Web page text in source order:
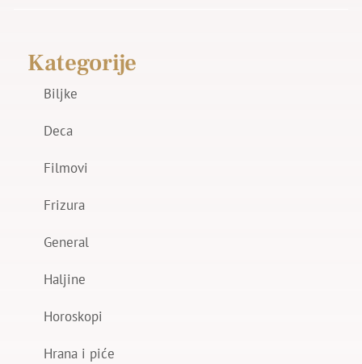
Kategorije
Biljke
Deca
Filmovi
Frizura
General
Haljine
Horoskopi
Hrana i piće